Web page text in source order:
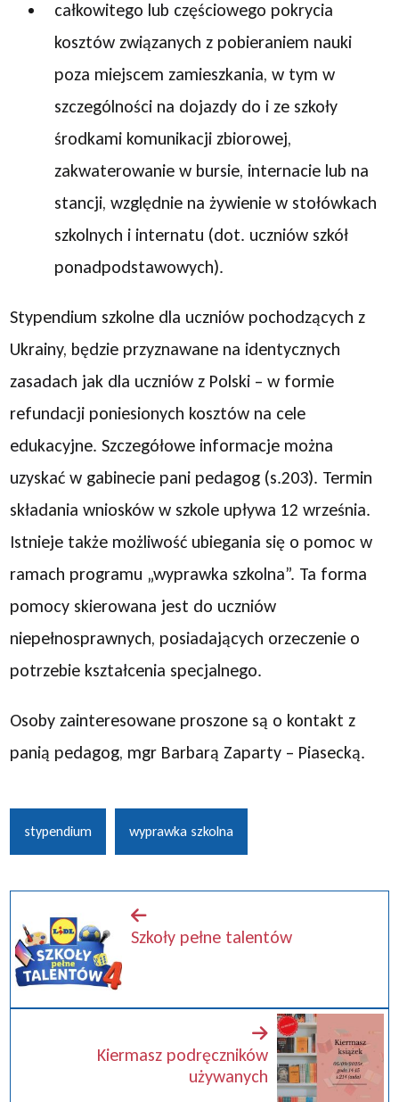
całkowitego lub częściowego pokrycia
kosztów związanych z pobieraniem nauki
poza miejscem zamieszkania, w tym w
szczególności na dojazdy do i ze szkoły
środkami komunikacji zbiorowej,
zakwaterowanie w bursie, internacie lub na
stancji, względnie na żywienie w stołówkach
szkolnych i internatu (dot. uczniów szkół
ponadpodstawowych).
Stypendium szkolne dla uczniów pochodzących z
Ukrainy, będzie przyznawane na identycznych
zasadach jak dla uczniów z Polski – w formie
refundacji poniesionych kosztów na cele
edukacyjne. Szczegółowe informacje można
uzyskać w gabinecie pani pedagog (s.203). Termin
składania wniosków w szkole upływa 12 września.
Istnieje także możliwość ubiegania się o pomoc w
ramach programu „wyprawka szkolna”. Ta forma
pomocy skierowana jest do uczniów
niepełnosprawnych, posiadających orzeczenie o
potrzebie kształcenia specjalnego.
Osoby zainteresowane proszone są o kontakt z
panią pedagog, mgr Barbarą Zaparty – Piasecką.
stypendium wyprawka szkolna
Szkoły pełne talentów
Kiermasz podręczników
używanych